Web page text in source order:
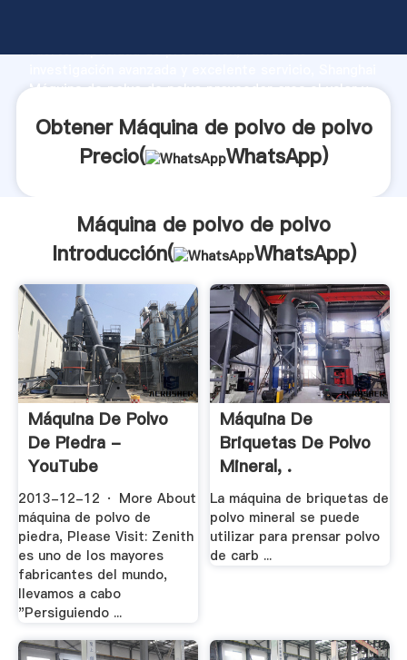
fuerte capacidad de producción, fuerza de
Máquina de polvo de polvo proveedor crea el valor y
Obtener Máquina de polvo de polvo
Precio(
WhatsApp)
Máquina de polvo de polvo
Introducción(
WhatsApp)
Máquina De Polvo
De Piedra -
YouTube
2013-12-12 · More About
máquina de polvo de
piedra, Please Visit: Zenith
es uno de los mayores
fabricantes del mundo,
llevamos a cabo
"Persiguiendo ...
Máquina De
Briquetas De Polvo
Mineral, .
La máquina de briquetas de
polvo mineral se puede
utilizar para prensar polvo
de carb ...